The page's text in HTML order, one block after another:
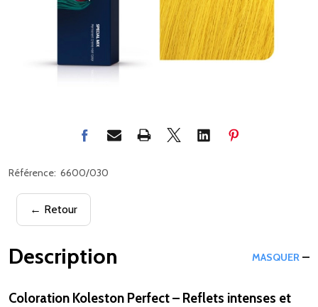
Référence: 6600/030
← Retour
Description MASQUER
Coloration Koleston Perfect – Reflets intenses et